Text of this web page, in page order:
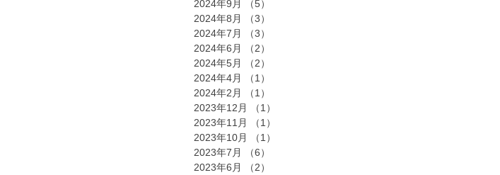
2024年9月
（5）
2024年8月
（3）
2024年7月
（3）
2024年6月
（2）
2024年5月
（2）
2024年4月
（1）
2024年2月
（1）
2023年12月
（1）
2023年11月
（1）
2023年10月
（1）
2023年7月
（6）
2023年6月
（2）